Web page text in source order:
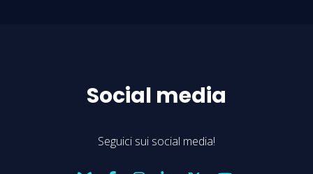
Social media
Seguici sui social media!